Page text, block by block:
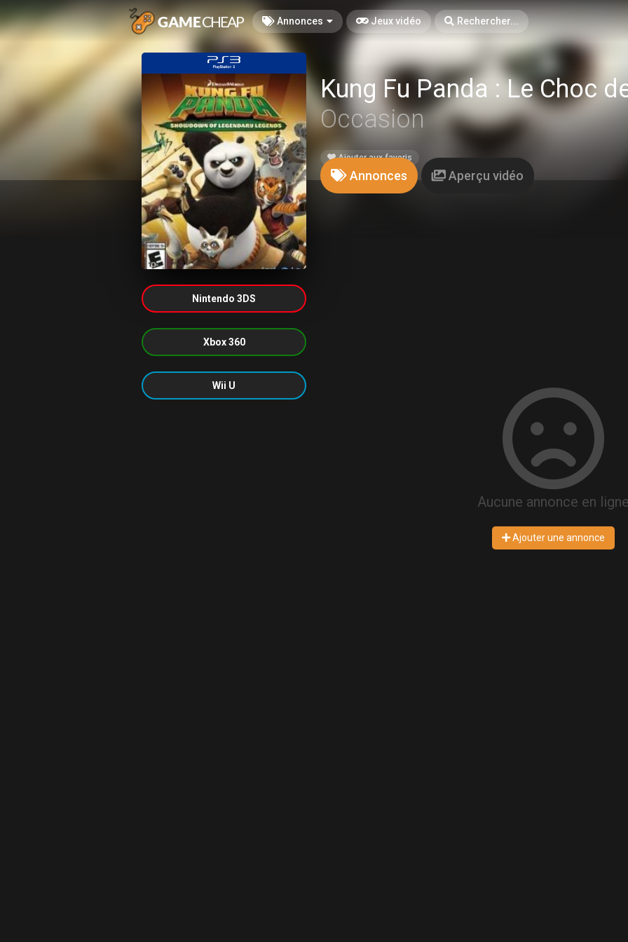
Annonces Jeux vidéo Rechercher...
Nintendo 3DS
Xbox 360
Wii U
Kung Fu Panda : Le Choc
Occasion
Ajouter aux favoris
Annonces Aperçu vidéo
Aucune annonce en
Ajouter une annonce